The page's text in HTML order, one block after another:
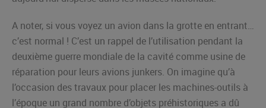
A noter, si vous voyez un avion dans la grotte en entrant…
c’est normal ! C’est un rappel de l’utilisation pendant la
deuxième guerre mondiale de la cavité comme usine de
réparation pour leurs avions junkers. On imagine qu’à
l’occasion des travaux pour placer les machines-outils à
l’époque un grand nombre d’objets préhistoriques a dû